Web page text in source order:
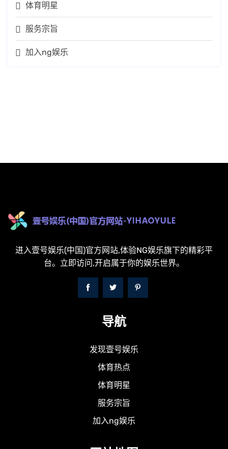
体育明星
服务宗旨
加入ng娱乐
进入壹号娱乐(中国)官方网站,体验NG娱乐旗下的精彩平
台。立即访问,开启属于你的娱乐世界。
导航
发现壹号娱乐
体育热点
体育明星
服务宗旨
加入ng娱乐